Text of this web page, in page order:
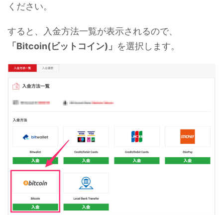
ください。
すると、入金方法一覧が表示されるので、
「Bitcoin(ビットコイン)」 を選択します。